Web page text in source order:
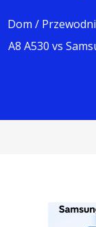
Dom /
A8 A530 vs